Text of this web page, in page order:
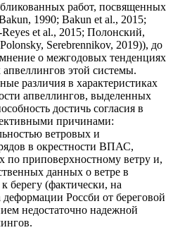
работ, посвященных
1990; Bakun et al., 2015;
et al., 2015; Полонский,
Serebrennikov, 2019)), до
о межгодовых тенденциях
этой системы.
различия в характеристиках
апвеллингов, выделенных
достичь согласия в
причинами:
ветровых и
в окрестности ВПАС,
по приповерхностному ветру и,
данных о ветре в
берегу (фактически, на
деформации Россби от береговой
недостаточно надежной